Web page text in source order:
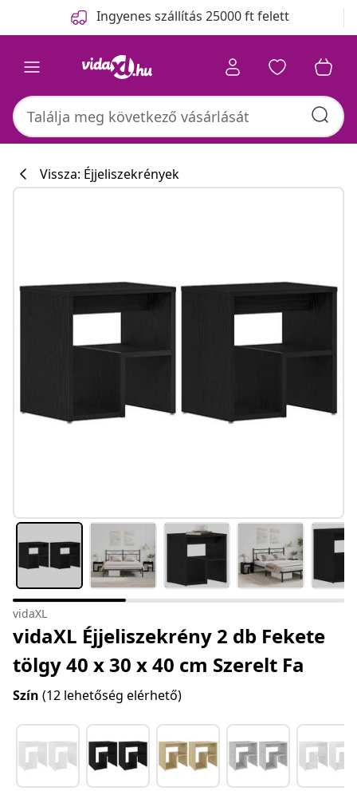
Ingyenes szállítás 25000 ft felett
Vissza: Éjjeliszekrények
vidaXL
vidaXL Éjjeliszekrény 2 db Fekete
tölgy 40 x 30 x 40 cm Szerelt Fa
Szín (12 lehetőség elérhető)